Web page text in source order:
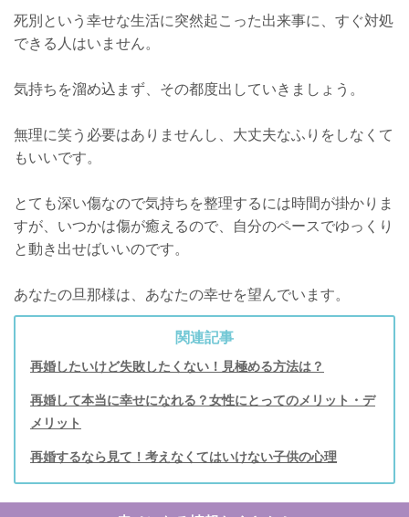
死別という幸せな生活に突然起こった出来事に、すぐ対処
できる人はいません。
気持ちを溜め込まず、その都度出していきましょう。
無理に笑う必要はありませんし、大丈夫なふりをしなくて
もいいです。
とても深い傷なので気持ちを整理するには時間が掛かりま
すが、いつかは傷が癒えるので、自分のペースでゆっくり
と動き出せばいいのです。
あなたの旦那様は、あなたの幸せを望んでいます。
関連記事
再婚したいけど失敗したくない！見極める方法は？
再婚して本当に幸せになれる？女性にとってのメリット・デ
メリット
再婚するなら見て！考えなくてはいけない子供の心理